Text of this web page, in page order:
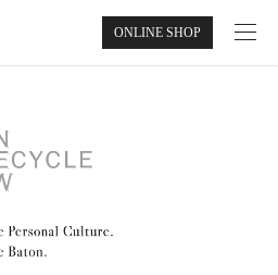
ONLINE SHOP
NEWS